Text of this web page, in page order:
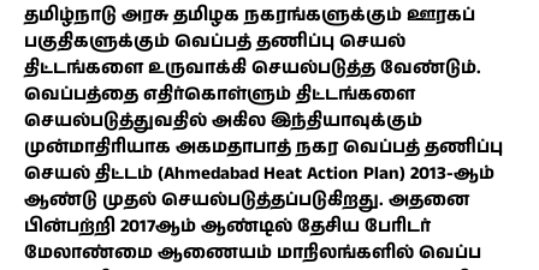
தமிழ்நாடு அரசு தமிழக நகரங்களுக்கும் ஊரகப்
பகுதிகளுக்கும் வெப்பத் தணிப்பு செயல்
திட்டங்களை உருவாக்கி செயல்படுத்த வேண்டும்.
வெப்பத்தை எதிர்கொள்ளும் திட்டங்களை
செயல்படுத்துவதில் அகில இந்தியாவுக்கும்
முன்மாதிரியாக அகமதாபாத் நகர வெப்பத் தணிப்பு
செயல் திட்டம் (Ahmedabad Heat Action Plan) 2013-ஆம்
ஆண்டு முதல் செயல்படுத்தப்படுகிறது. அதனை
பின்பற்றி 2017ஆம் ஆண்டில் தேசிய பேரிடர்
மேலாண்மை ஆணையம் மாநிலங்களில் வெப்ப